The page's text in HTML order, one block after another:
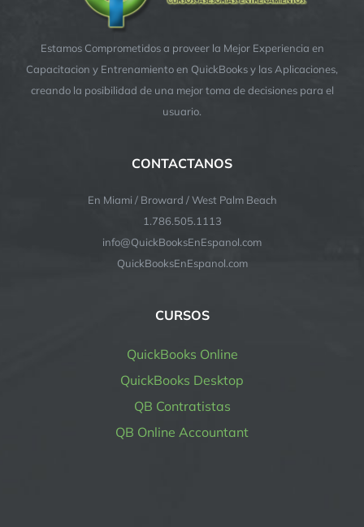
Estamos Comprometidos a proveer la Mejor Experiencia en
Capacitacion y Entrenamiento en QuickBooks y las Aplicaciones,
creando la posibilidad de una mejor toma de decisiones para el
usuario.
CONTACTANOS
En Miami / Broward / West Palm Beach
1.786.505.1113
info@QuickBooksEnEspanol.com
QuickBooksEnEspanol.com
CURSOS
QuickBooks Online
QuickBooks Desktop
QB Contratistas
QB Online Accountant